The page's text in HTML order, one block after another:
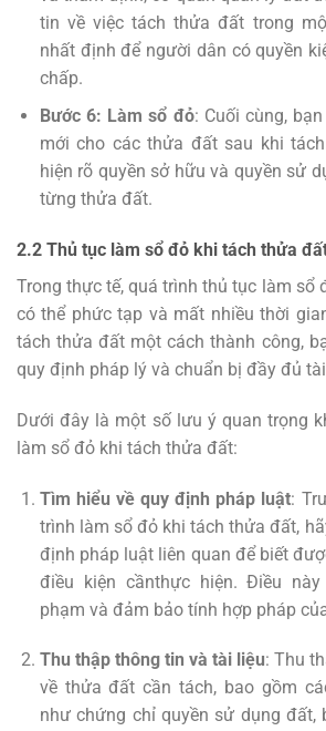
tin về việc tách thửa đất trong
nhất định để người dân có quyền
chấp.
Bước 6: Làm sổ đỏ: Cuối cùng,
mới cho các thửa đất sau khi
hiện rõ quyền sở hữu và quyền sử
từng thửa đất.
2.2 Thủ tục làm sổ đỏ khi tách thửa
Trong thực tế, quá trình thủ tục làm sổ
có thể phức tạp và mất nhiều thời
tách thửa đất một cách thành công,
quy định pháp lý và chuẩn bị đầy đủ
Dưới đây là một số lưu ý quan trọng
làm sổ đỏ khi tách thửa đất:
Tìm hiểu về quy định pháp luật:
trình làm sổ đỏ khi tách thửa đất,
định pháp luật liên quan để biết
điều kiện cầnthực hiện. Điều
phạm và đảm bảo tính hợp pháp
Thu thập thông tin và tài liệu: Thu
về thửa đất cần tách, bao gồm
như chứng chỉ quyền sử dụng đất,